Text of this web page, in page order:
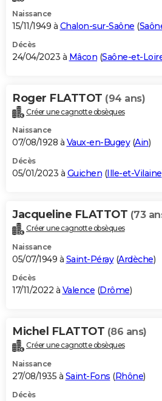
Naissance
15/11/1949 à Chalon-sur-Saône (
Décès
24/04/2023 à Mâcon (Saône-et-
Roger FLATTOT (94 ans)
Créer une cagnotte obsèques
Naissance
07/08/1928 à Vaux-en-Bugey(Ain)
Décès
05/01/2023 à Guichen (Ille-et-Vilaine
Jacqueline FLATTOT (73
Créer une cagnotte obsèques
Naissance
05/07/1949 à Saint-Péray(Ardèche)
Décès
17/11/2022 à Valence (Drôme)
Michel FLATTOT (86 ans)
Créer une cagnotte obsèques
Naissance
27/08/1935 à Saint-Fons (Rhône)
Décès